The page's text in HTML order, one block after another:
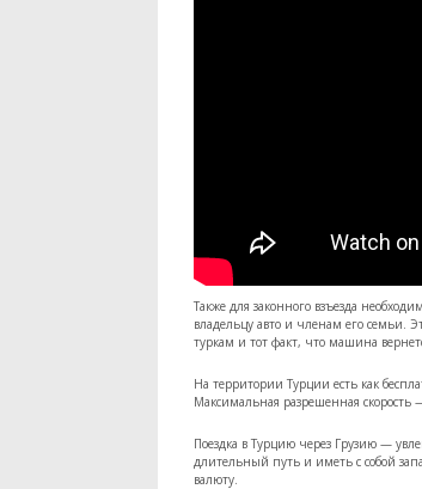
Также для законного взъезда
владельцу авто и членам его семьи.
туркам и тот факт, что машина
На территории Турции есть как
Максимальная разрешенная скорость
Поездка в Турцию через Грузию —
длительный путь и иметь с собой
валюту.